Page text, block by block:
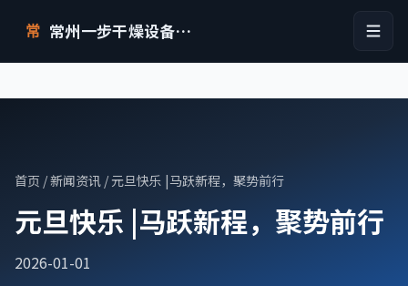
常 常州一步干燥设备有限公司
首页 /新闻资讯 / 元旦快乐 |马跃新程，聚势前行
元旦快乐 |马跃新程，聚势前行
2026-01-01